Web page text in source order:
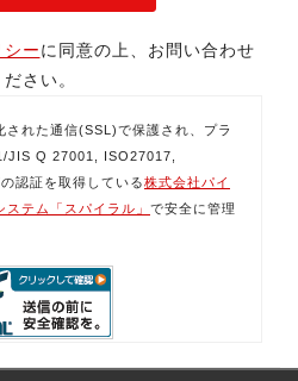
ーに同意の上、お問い合わせ
ださい。
された通信(SSL)で保護され、プラ
JIS Q 27001, ISO27017,
認証を取得している株式会社パイ
ステム「スパイラル」 で安全に管理